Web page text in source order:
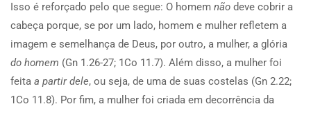
Isso é reforçado pelo que segue: O homem não deve cobrir a
cabeça porque, se por um lado, homem e mulher refletem a
imagem e semelhança de Deus, por outro, a mulher, a glória
do homem (Gn 1.26-27; 1Co 11.7). Além disso, a mulher foi
feita a partir dele, ou seja, de uma de suas costelas (Gn 2.22;
1Co 11.8). Por fim, a mulher foi criada em decorrência da